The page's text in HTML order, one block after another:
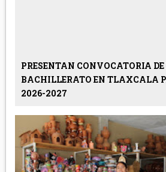
PRESENTAN CONVOCATORIA DE
BACHILLERATO EN TLAXCALA
2026-2027